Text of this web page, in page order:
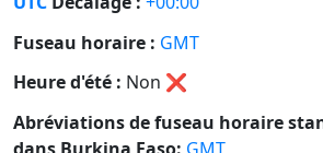
Fuseau horaire : GMT
Heure d'été : Non ❌
Abréviations de fuseau horaire